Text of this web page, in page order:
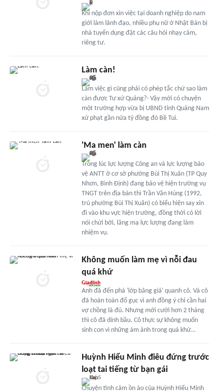
Khi nộp đơn xin việc tại doanh nghiệp do nam
giới làm lãnh đạo, nhiều phụ nữ ở Nhật Bản bị
nhà tuyển dụng đặt các câu hỏi nhạy cảm,
riêng tư.
Làm càn!
Làm việc gì cũng phải có phép tắc chứ sao làm
càn được Tư xứ Quảng?- Vậy mới có chuyện
một trường hợp vừa bị UBND tỉnh Quảng Nam
xử phạt gần nửa tỷ đồng đó Bề Tui.
'Ma men' làm càn
Trong lúc lực lượng Công an và lực lượng bảo
vệ ANTT ở cơ sở phường Bùi Thị Xuân (TP Quy
Nhơn, Bình Định) đang bảo vệ hiện trường vụ
TNGT trên địa bàn thì Trần Văn Hùng (1992,
trú phường Bùi Thị Xuân) có biểu hiện say xỉn
đi vào khu vực hiện trường, đồng thời có lời
nói chửi bới, lăng mạ lực lượng đang làm
nhiệm vụ.
Không muốn làm mẹ vì nỗi đau
quá khứ
Anh đã đến phá 'lớp băng giá' quanh cô. Và cô
đã hoàn toàn đổ gục vì anh đồng ý chỉ cần hai
vợ chồng là đủ. Nhưng mới cưới hơn 2 tháng
thì cô đã dính bầu. Cô thực sự không muốn
sinh con vì những ám ảnh trong quá khứ…
Huỳnh Hiểu Minh điêu đứng trước
loạt tai tiếng từ bạn gái
Chuyện tình cảm ồn ào của Huỳnh Hiểu Minh